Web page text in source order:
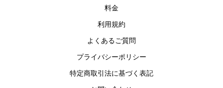
料金
利用規約
よくあるご質問
プライバシーポリシー
特定商取引法に基づく表記